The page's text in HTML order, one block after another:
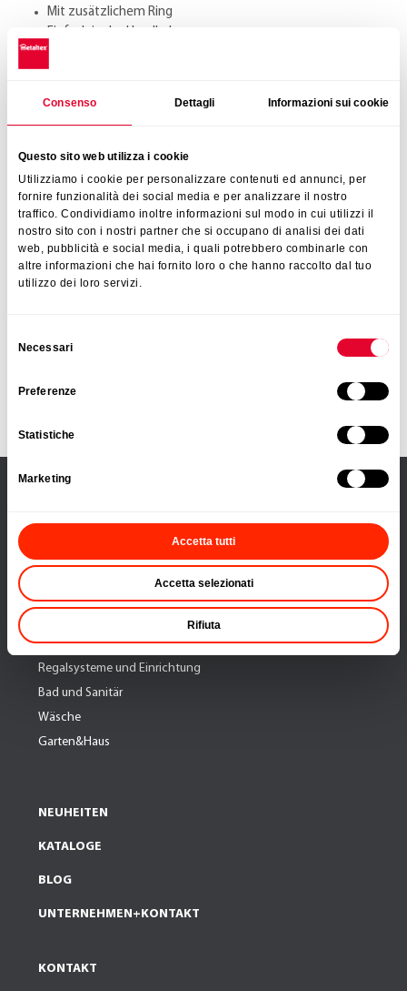
Consenso Dettagli Informazioni sui cookie
Questo sito web utilizza i cookie
Utilizziamo i cookie per personalizzare contenuti ed annunci, per
fornire funzionalità dei social media e per analizzare il nostro
traffico. Condividiamo inoltre informazioni sul modo in cui utilizzi il
nostro sito con i nostri partner che si occupano di analisi dei dati
web, pubblicità e social media, i quali potrebbero combinarle con
altre informazioni che hai fornito loro o che hanno raccolto dal tuo
utilizzo dei loro servizi.
Necessari
Preferenze
Statistiche
Marketing
Accetta tutti
Accetta selezionati
Rifiuta
Mit zusätzlichem Ring
Spülmaschinenfest
Rosette
Nur für Wiederverkäufer
Küchen- und Haushaltshelfer
Backen
Einkaufsshoppers & Umzugsboxen
Regalsysteme und Einrichtung
Bad und Sanitär
Wäsche
Garten&Haus
NEUHEITEN
KATALOGE
BLOG
UNTERNEHMEN+KONTAKT
KONTAKT